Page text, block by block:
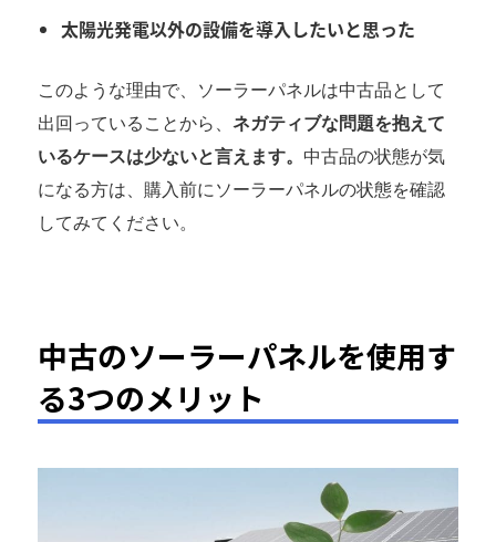
太陽光発電以外の設備を導入したいと思った
このような理由で、ソーラーパネルは中古品として
出回っていることから、 ネガティブな問題を抱えて
いるケースは少ないと言えます。 中古品の状態が気
になる方は、購入前にソーラーパネルの状態を確認
してみてください。
中古のソーラーパネルを使用す
る3つのメリット